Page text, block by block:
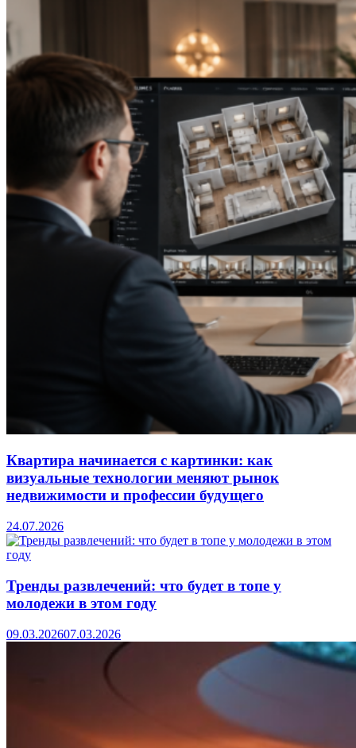
Квартира начинается с картинки: как
визуальные технологии меняют рынок
недвижимости и профессии будущего
24.07.2026
Тренды развлечений: что будет в топе у
молодежи в этом году
09.03.202607.03.2026